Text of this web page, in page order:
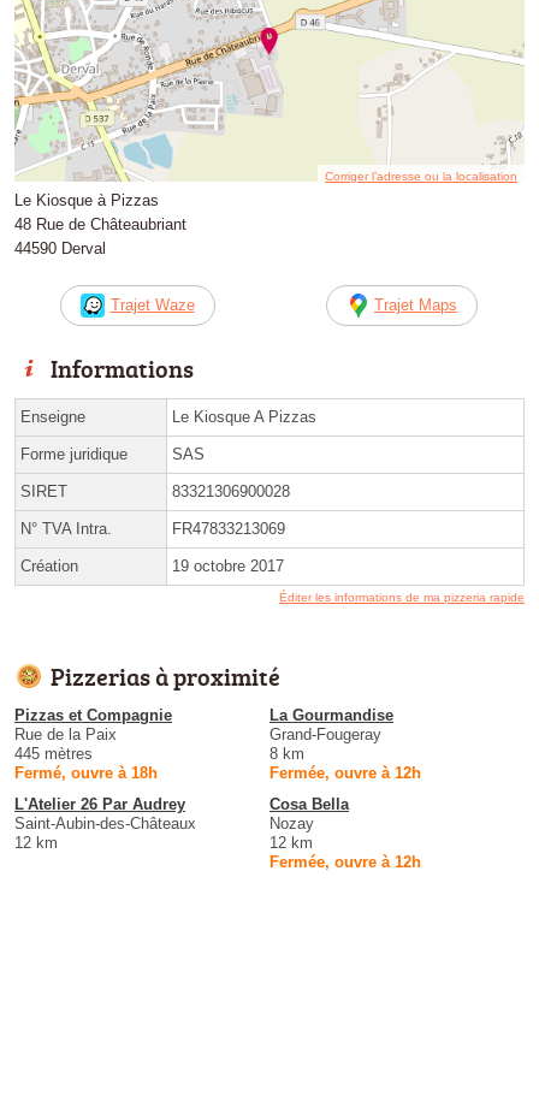
Corriger l’adresse ou la localisation
Le Kiosque à Pizzas
48 Rue de Châteaubriant
44590 Derval
Trajet Waze Trajet Maps
Informations
Enseigne Le Kiosque A Pizzas
Forme juridique SAS
SIRET 83321306900028
N° TVA Intra. FR47833213069
Création 19 octobre 2017
Éditer les informations de ma pizzeria rapide
Pizzerias à proximité
Pizzas et Compagnie
Rue de la Paix
445 mètres
Fermé, ouvre à 18h
La Gourmandise
Grand-Fougeray
8 km
Fermée, ouvre à 12h
L'Atelier 26 Par Audrey
Saint-Aubin-des-Châteaux
12 km
Cosa Bella
Nozay
12 km
Fermée, ouvre à 12h